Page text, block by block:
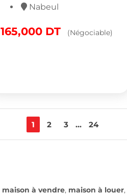
Nabeul
165,000 DT (Négociable)
1 2 3 ... 24
maison à vendre, maison à louer,